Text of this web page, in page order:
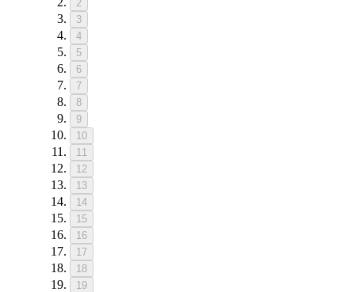
2
3
4
5
6
7
8
9
10
11
12
13
14
15
16
17
18
19